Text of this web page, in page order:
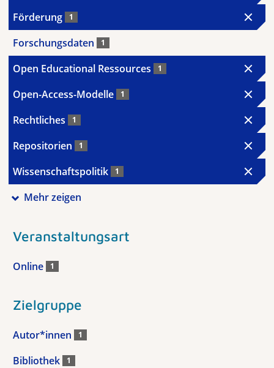
Förderung 1
Forschungsdaten 1
Open Educational Ressources 1
Open-Access-Modelle 1
Rechtliches 1
Repositorien 1
Wissenschaftspolitik 1
Mehr zeigen
Veranstaltungsart
Online 1
Zielgruppe
Autor*innen 1
Bibliothek 1